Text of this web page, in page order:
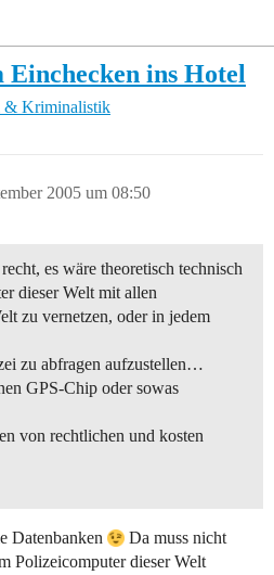
ins Hotel
& Kriminalistik
2005 um 08:50
es wäre theoretisch technisch
dieser Welt mit allen
zu vernetzen, oder in jedem
zu abfragen aufzustellen…
GPS-Chip oder sowas
von rechtlichen und kosten
Datenbanken
Da muss nicht
Polizeicomputer dieser Welt